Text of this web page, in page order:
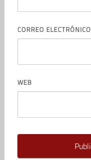
CORREO ELECTRÓNICO
WEB